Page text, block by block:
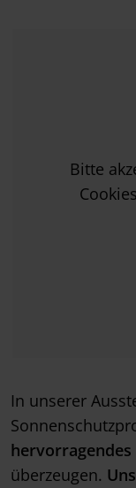
Bitte
In unserer
überzeugen.